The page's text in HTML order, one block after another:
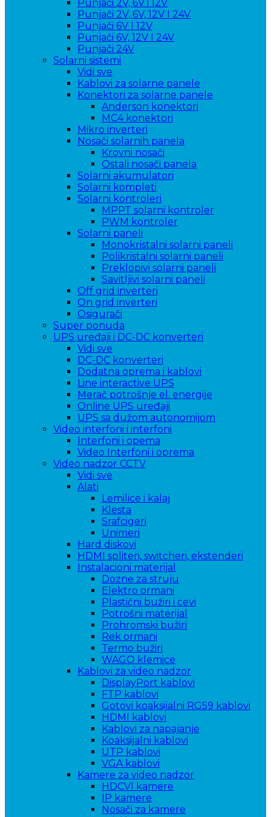
Punjači 2V, 6V i 12V
Punjači 2V, 6V, 12V I 24V
Punjači 6V I 12V
Punjači 6V, 12V I 24V
Punjači 24V
Solarni sistemi
Vidi sve
Kablovi za solarne panele
Konektori za solarne panele
Anderson konektori
MC4 konektori
Mikro inverteri
Nosači solarnih panela
Krovni nosači
Ostali nosači panela
Solarni akumulatori
Solarni kompleti
Solarni kontroleri
MPPT solarni kontroler
PWM kontroler
Solarni paneli
Monokristalni solarni paneli
Polikristalni solarni paneli
Preklopivi solarni paneli
Savitljivi solarni paneli
Off grid inverteri
On grid inverteri
Osigurači
Super ponuda
UPS uređaji i DC-DC konverteri
Vidi sve
DC-DC konverteri
Dodatna oprema i kablovi
Line interactive UPS
Merač potrošnje el. energije
Online UPS uređaji
UPS sa dužom autonomijom
Video interfoni i interfoni
Interfoni i opema
Video Interfoni i oprema
Video nadzor CCTV
Vidi sve
Alati
Lemilice i kalaj
Klesta
Srafcigeri
Unimeri
Hard diskovi
HDMI spliteri, switcheri, ekstenderi
Instalacioni materijal
Dozne za struju
Elektro ormani
Plastični bužiri i cevi
Potrošni materijal
Prohromski bužiri
Rek ormani
Termo bužiri
WAGO klemice
Kablovi za video nadzor
DisplayPort kablovi
FTP kablovi
Gotovi koaksijalni RG59 kablovi
HDMI kablovi
Kablovi za napajanje
Koaksijalni kablovi
UTP kablovi
VGA kablovi
Kamere za video nadzor
HDCVI kamere
IP kamere
Nosači za kamere